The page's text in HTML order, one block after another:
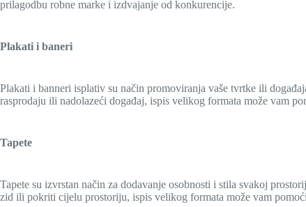
prilagodbu robne marke i izdvajanje od konkurencije.
Plakati i baneri
Plakati i banneri isplativ su način promoviranja vaše tvrtke ili
rasprodaju ili nadolazeći događaj, ispis velikog formata može vam
Tapete
Tapete su izvrstan način za dodavanje osobnosti i stila svakoj
zid ili pokriti cijelu prostoriju, ispis velikog formata može vam